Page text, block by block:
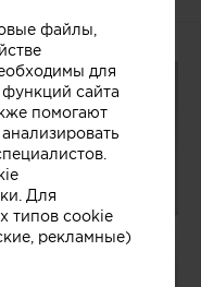
файлы,
для
сайта
помогают
Для
типов cookie
рекламные)